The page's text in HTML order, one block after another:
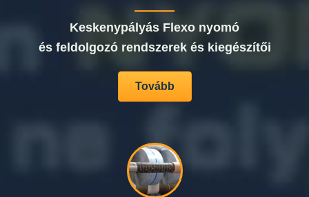
Keskenypályás Flexo nyomó
és feldolgozó rendszerek és kiegészítői
Tovább